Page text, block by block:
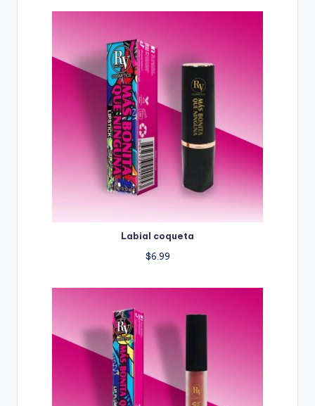
Labial coqueta
$6.99